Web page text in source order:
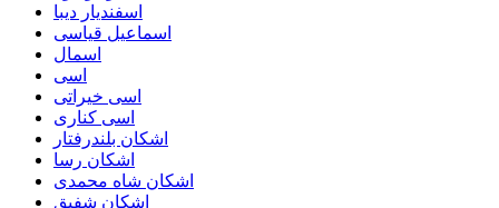
اسفندیار دیبا
اسماعیل قیاسی
اسمال
اسی
اسی خیراتی
اسی کناری
اشکان بلندرفتار
اشکان رسا
اشکان شاه محمدی
اشکان شفیق